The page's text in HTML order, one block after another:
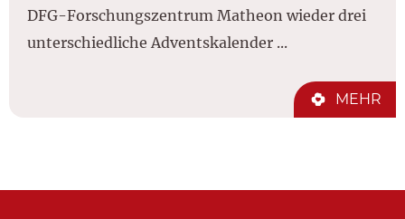
DFG-Forschungszentrum Matheon wieder drei
unterschiedliche Adventskalender ...
MEHR